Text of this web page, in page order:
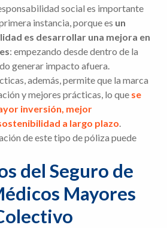
social es importante
instancia, porque es un
es desarrollar una mejora en
: empezando desde dentro de la
generar impacto afuera.
además, permite que la marca
y mejores prácticas, lo que se
inversión, mejor
a largo plazo.
de este tipo de póliza puede
del Seguro de
Mayores